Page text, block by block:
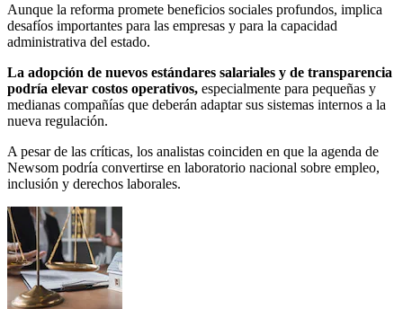
Aunque la reforma promete beneficios sociales profundos, implica
desafíos importantes para las empresas y para la capacidad
administrativa del estado.
La adopción de nuevos estándares salariales y de transparencia
podría elevar costos operativos, especialmente para pequeñas y
medianas compañías que deberán adaptar sus sistemas internos a la
nueva regulación.
A pesar de las críticas, los analistas coinciden en que la agenda de
Newsom podría convertirse en laboratorio nacional sobre empleo,
inclusión y derechos laborales.